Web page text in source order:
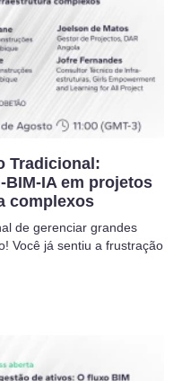
Tradicional:
BIM-IA em projetos
complexos
de gerenciar grandes
Você já sentiu a frustração